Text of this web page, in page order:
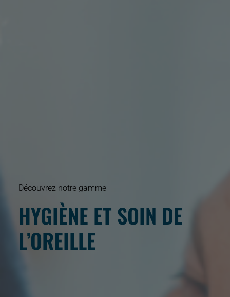
Découvrez notre gamme
HYGIÈNE ET SOIN DE
L’OREILLE